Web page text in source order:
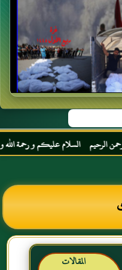
الرحيم السلام عليكم و رحمة الله و
المقالات